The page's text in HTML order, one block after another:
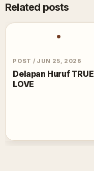
Related posts
•
POST / JUN 25, 2026
Delapan Huruf TRUE
LOVE